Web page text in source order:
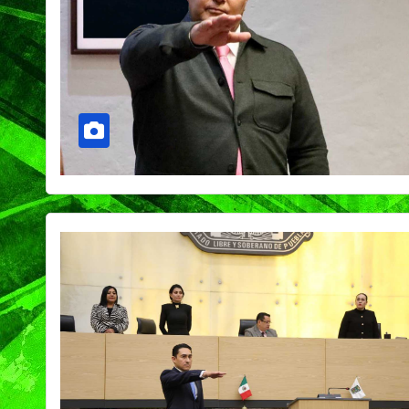
PORTADA TENDENCIA VIDA │ ESTILO